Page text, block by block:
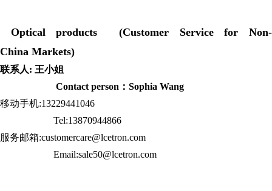
Optical products (Customer Service for Non-
China Markets)
联系人: 王小姐
Contact person：Sophia Wang
移动手机:13229441046
Tel:13870944866
服务邮箱:customercare@lcetron.com
Email:sale50@lcetron.com